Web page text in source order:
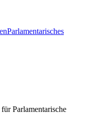
Parlamentarisches
Parlamentarische